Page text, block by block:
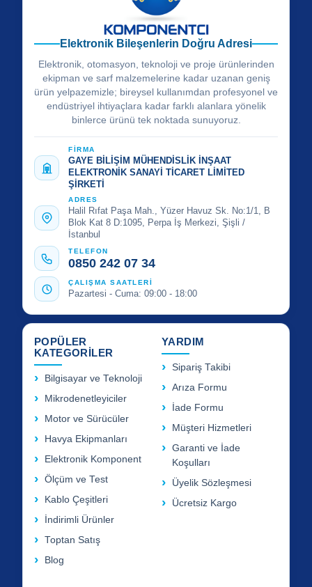
Elektronik Bileşenlerin Doğru Adresi
Elektronik, otomasyon, teknoloji ve proje ürünlerinden
ekipman ve sarf malzemelerine kadar uzanan geniş
ürün yelpazemizle; bireysel kullanımdan profesyonel ve
endüstriyel ihtiyaçlara kadar farklı alanlara yönelik
binlerce ürünü tek noktada sunuyoruz.
FİRMA
GAYE BİLİŞİM MÜHENDİSLİK İNŞAAT
ELEKTRONİK SANAYİ TİCARET LİMİTED
ŞİRKETİ
ADRES
Halil Rıfat Paşa Mah., Yüzer Havuz Sk. No:1/1, B
Blok Kat 8 D:1095, Perpa İş Merkezi, Şişli /
İstanbul
TELEFON
0850 242 07 34
ÇALIŞMA SAATLERİ
Pazartesi - Cuma: 09:00 - 18:00
POPÜLER
KATEGORİLER
Bilgisayar ve Teknoloji
Mikrodenetleyiciler
Motor ve Sürücüler
Havya Ekipmanları
Elektronik Komponent
Ölçüm ve Test
Kablo Çeşitleri
İndirimli Ürünler
Toptan Satış
Blog
YARDIM
Sipariş Takibi
Arıza Formu
İade Formu
Müşteri Hizmetleri
Garanti ve İade
Koşulları
Üyelik Sözleşmesi
Ücretsiz Kargo